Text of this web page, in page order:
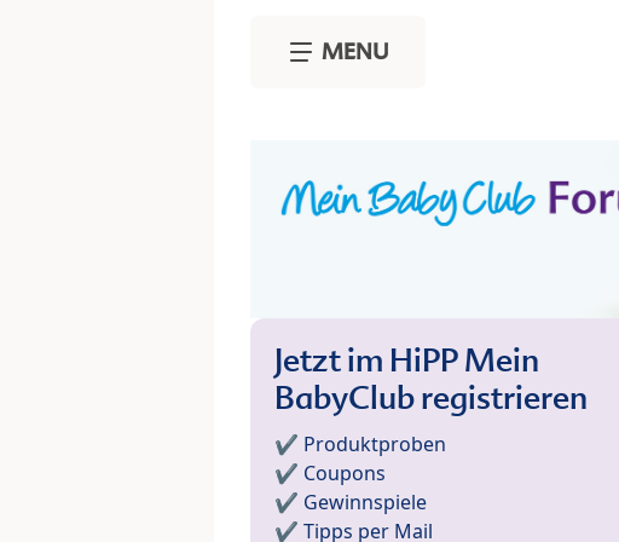
MENU
Jetzt im HiPP Mein
BabyClub registrieren
✔️ Produktproben
✔️ Coupons
✔️ Gewinnspiele
✔️ Tipps per Mail